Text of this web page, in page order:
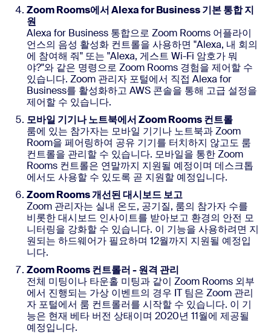
Zoom Rooms에서 Alexa for Business 기본 통합 지
원
Alexa for Business 통합으로 Zoom Rooms 어플라이
언스의 음성 활성화 컨트롤을 사용하면 "Alexa, 내 회의
에 참여해 줘" 또는 "Alexa, 게스트 Wi-Fi 암호가 뭐
야?"와 같은 명령으로 Zoom Rooms 경험을 제어할 수
있습니다. Zoom 관리자 포털에서 직접 Alexa for
Business를 활성화하고 AWS 콘솔을 통해 고급 설정을
제어할 수 있습니다.
모바일 기기나 노트북에서 Zoom Rooms 컨트롤
룸에 있는 참가자는 모바일 기기나 노트북과 Zoom
Room을 페어링하여 공유 기기를 터치하지 않고도 룸
컨트롤을 관리할 수 있습니다. 모바일을 통한 Zoom
Rooms 컨트롤은 연말까지 지원될 예정이며 데스크톱
에서도 사용할 수 있도록 곧 지원할 예정입니다.
Zoom Rooms 개선된 대시보드 보고
Zoom 관리자는 실내 온도, 공기질, 룸의 참가자 수를
비롯한 대시보드 인사이트를 받아보고 환경의 안전 모
니터링을 강화할 수 있습니다. 이 기능을 사용하려면 지
원되는 하드웨어가 필요하며 12월까지 지원될 예정입
니다.
Zoom Rooms 컨트롤러 - 원격 관리
전체 미팅이나 타운홀 미팅과 같이 Zoom Rooms 외부
에서 진행되는 가상 이벤트의 경우 IT 팀은 Zoom 관리
자 포털에서 룸 컨트롤러를 시작할 수 있습니다. 이 기
능은 현재 베타 버전 상태이며 2020년 11월에 제공될
예정입니다.